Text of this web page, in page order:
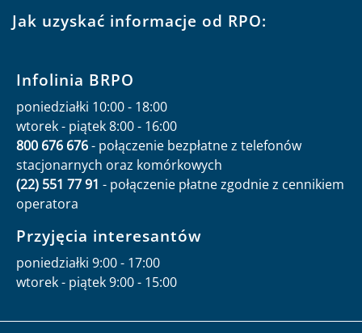
Jak uzyskać informacje od RPO:
Infolinia BRPO
poniedziałki 10:00 - 18:00
wtorek - piątek 8:00 - 16:00
800 676 676- połączenie bezpłatne z telefonów
stacjonarnych oraz komórkowych
(22) 551 77 91 - połączenie płatne zgodnie z cennikiem
operatora
Przyjęcia interesantów
poniedziałki 9:00 - 17:00
wtorek - piątek 9:00 - 15:00